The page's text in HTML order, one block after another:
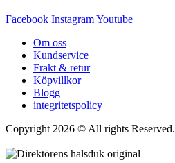
Facebook InstagramYoutube
Om oss
Kundservice
Frakt & retur
Köpvillkor
Blogg
integritetspolicy
Copyright 2026 © All rights Reserved.